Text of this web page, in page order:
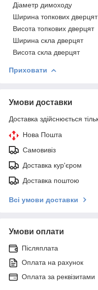
Діаметр димоходу
Ширина топкових дверцят
Висота топкових дверцят
Ширина скла дверцят
Висота скла дверцят
Приховати
Умови доставки
Доставка здійснюється
Нова Пошта
Самовивіз
Доставка кур'єром
Доставка поштою
Всі умови доставки
Умови оплати
Післяплата
Оплата на рахунок
Оплата за реквізитами